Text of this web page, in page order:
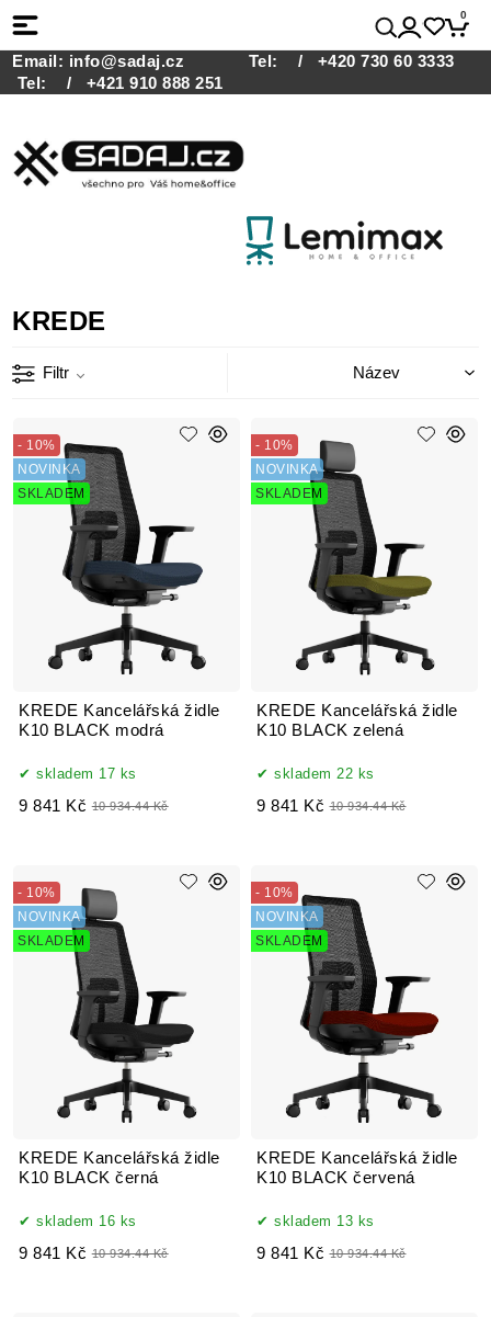
0
Email: info@sadaj.cz Tel:
/ +420 730 60 3333
Tel:
/ +421 910 888 251
KREDE
Filtr
KREDE Kancelářská židle
K10 BLACK modrá
- 10%
NOVINKA
SKLADEM
skladem 17 ks
9 841 Kč 10 934.44 Kč
KREDE Kancelářská židle
K10 BLACK zelená
- 10%
NOVINKA
SKLADEM
skladem 22 ks
9 841 Kč 10 934.44 Kč
KREDE Kancelářská židle
K10 BLACK černá
- 10%
NOVINKA
SKLADEM
skladem 16 ks
9 841 Kč 10 934.44 Kč
KREDE Kancelářská židle
K10 BLACK červená
- 10%
NOVINKA
SKLADEM
skladem 13 ks
9 841 Kč 10 934.44 Kč